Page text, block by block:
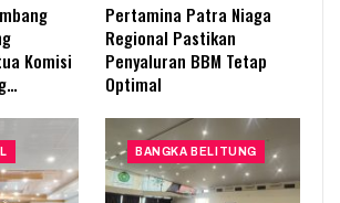
Komisi
Pertamina Patra Niaga
Regional Pastikan
Penyaluran BBM Tetap
Optimal
BANGKA BELITUNG